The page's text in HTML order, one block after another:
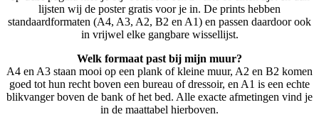
lijsten wij de poster gratis voor je in. De prints hebben
standaardformaten (A4, A3, A2, B2 en A1) en passen daardoor ook
in vrijwel elke gangbare wissellijst.
Welk formaat past bij mijn muur?
A4 en A3 staan mooi op een plank of kleine muur, A2 en B2 komen
goed tot hun recht boven een bureau of dressoir, en A1 is een echte
blikvanger boven de bank of het bed. Alle exacte afmetingen vind je
in de maattabel hierboven.